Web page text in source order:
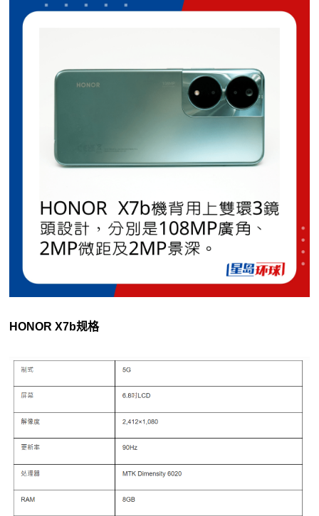
HONOR X7b规格